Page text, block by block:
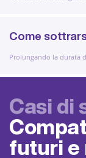
Come
Prolungando la durata
Casi di
futuri e